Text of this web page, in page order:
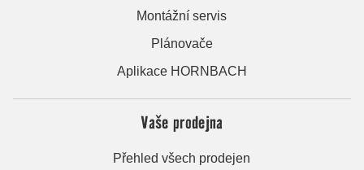
Montážní servis
Plánovače
Aplikace HORNBACH
Vaše prodejna
Přehled všech prodejen